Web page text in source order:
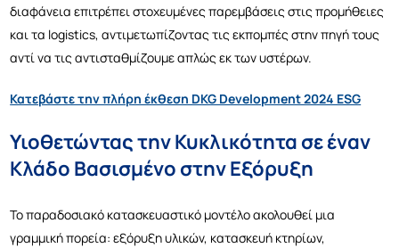
διαφάνεια επιτρέπει στοχευμένες παρεμβάσεις στις προμήθειες
και τα logistics, αντιμετωπίζοντας τις εκπομπές στην πηγή τους
αντί να τις αντισταθμίζουμε απλώς εκ των υστέρων.
Κατεβάστε την πλήρη έκθεση DKG Development 2024 ESG
Υιοθετώντας την Κυκλικότητα σε έναν
Κλάδο Βασισμένο στην Εξόρυξη
Το παραδοσιακό κατασκευαστικό μοντέλο ακολουθεί μια
γραμμική πορεία: εξόρυξη υλικών, κατασκευή κτηρίων,